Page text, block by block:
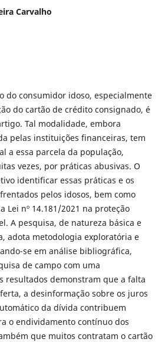
Carvalho
do consumidor idoso, especialmente
do cartão de crédito consignado, é
Tal modalidade, embora
pelas instituições financeiras, tem
a essa parcela da população,
vezes, por práticas abusivas. O
identificar essas práticas e os
pelos idosos, bem como
Lei nº 14.181/2021 na proteção
A pesquisa, de natureza básica e
adota metodologia exploratória e
se em análise bibliográfica,
de campo com uma
resultados demonstram que a falta
a desinformação sobre os juros
da dívida contribuem
o endividamento contínuo dos
que muitos contratam o cartão